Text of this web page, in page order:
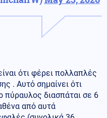
ότι φέρει πολλαπλές
. Αυτό σημαίνει ότι
πύραυλος διασπάται σε 6
από αυτά